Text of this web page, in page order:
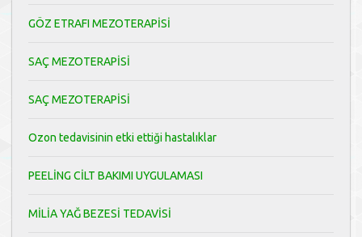
GÖZ ETRAFI MEZOTERAPİSİ
SAÇ MEZOTERAPİSİ
SAÇ MEZOTERAPİSİ
Ozon tedavisinin etki ettiği hastalıklar
PEELİNG CİLT BAKIMI UYGULAMASI
MİLİA YAĞ BEZESİ TEDAVİSİ